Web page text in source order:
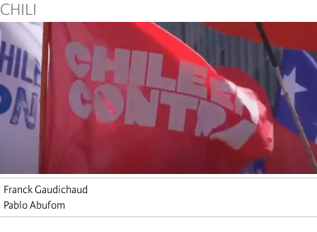
CHILI
Franck Gaudichaud
Pablo Abufom